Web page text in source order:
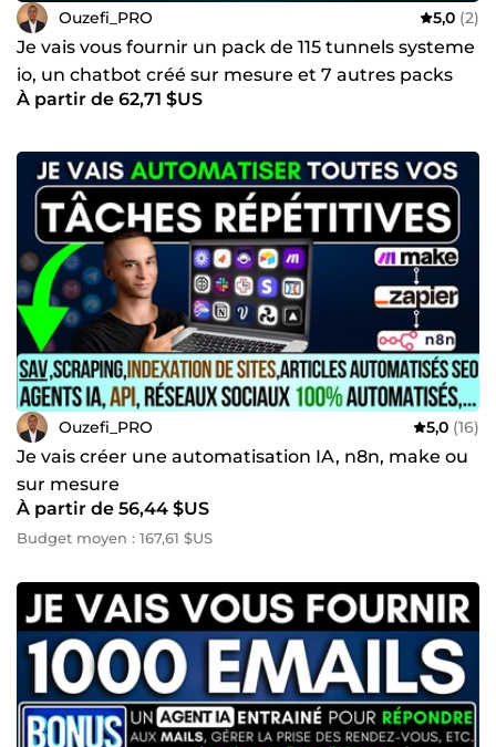
Ouzefi_PRO 5,0 (2)
Je vais vous fournir un pack de 115 tunnels systeme
io, un chatbot créé sur mesure et 7 autres packs
riches
À partir de 62,71 $US
Ouzefi_PRO 5,0 (16)
Je vais créer une automatisation IA, n8n, make ou
sur mesure
À partir de 56,44 $US
Budget moyen : 167,61 $US